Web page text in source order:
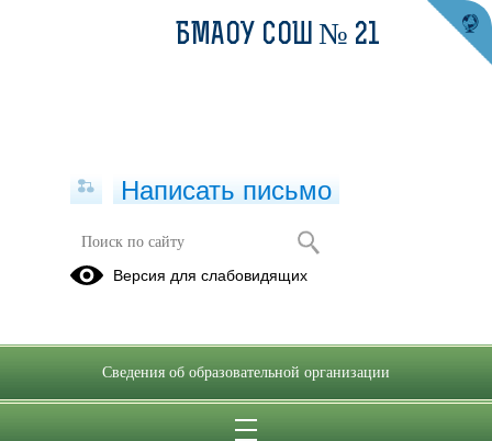
ФЕВРАЛЬ
БМАОУ СОШ № 21
Написать письмо
Версия для слабовидящих
Сведения об образовательной организации